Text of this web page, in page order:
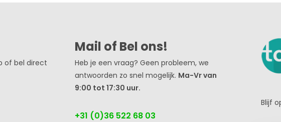
of bel direct
Mail of Bel ons!
Heb je een vraag? Geen probleem, we
antwoorden zo snel mogelijk. Ma-Vr van
9:00 tot 17:30 uur.
+31 (0)36 522 68 03
Blijf